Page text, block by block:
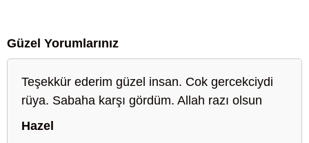
Güzel Yorumlarınız
Teşekkür ederim güzel insan. Cok gercekciydi
rüya. Sabaha karşı gördüm. Allah razı olsun
Hazel